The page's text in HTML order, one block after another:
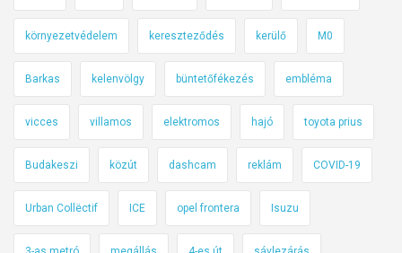
környezetvédelem kereszteződés kerülő M0
Barkas kelenvölgy büntetőfékezés embléma
vicces villamos elektromos hajó toyota prius
Budakeszi közút dashcam reklám COVID-19
Urban Collëctif ICE opel frontera Isuzu